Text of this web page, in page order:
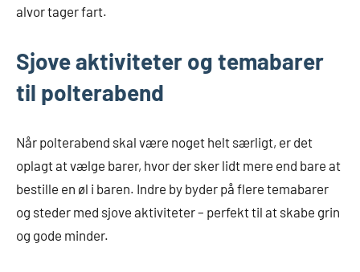
alvor tager fart.
Sjove aktiviteter og temabarer
til polterabend
Når polterabend skal være noget helt særligt, er det
oplagt at vælge barer, hvor der sker lidt mere end bare at
bestille en øl i baren. Indre by byder på flere temabarer
og steder med sjove aktiviteter – perfekt til at skabe grin
og gode minder.